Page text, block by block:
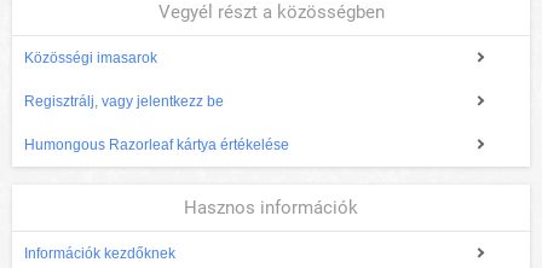
Vegyél részt a közösségben
Közösségi imasarok
Regisztrálj, vagy jelentkezz be
Humongous Razorleaf kártya értékelése
Hasznos információk
Információk kezdőknek